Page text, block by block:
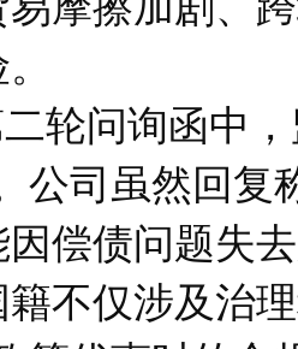
问询函中，
公司虽然回复
偿债问题失
不仅涉及治